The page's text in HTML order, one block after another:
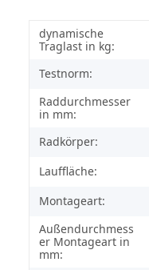
dynamische
Traglast in kg:
Testnorm:
Raddurchmesser
in mm:
Radkörper:
Lauffläche:
Montageart:
Außendurchmess
er Montageart in
mm: